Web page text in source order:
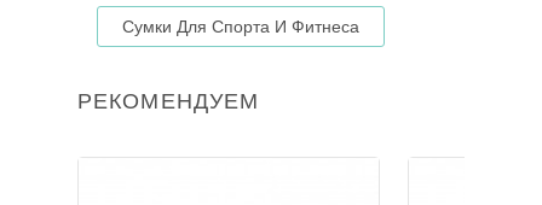
Сумки Для Спорта И Фитнеса
РЕКОМЕНДУЕМ